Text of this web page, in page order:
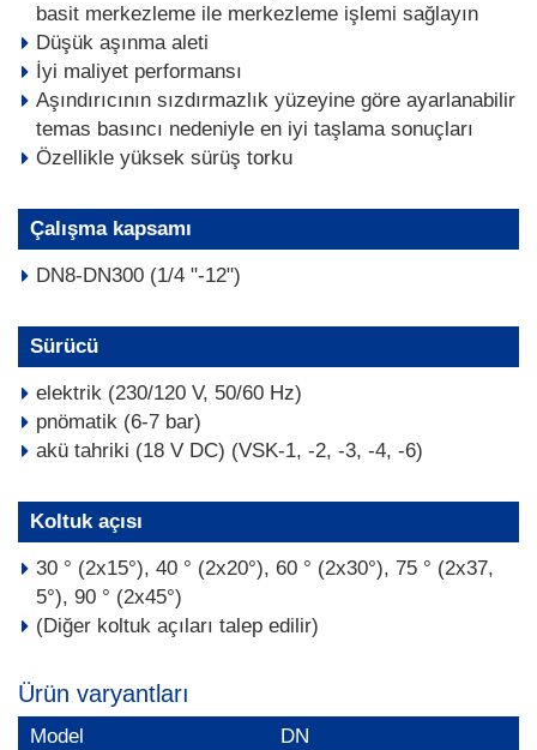
basit merkezleme ile merkezleme işlemi sağlayın
Düşük aşınma aleti
İyi maliyet performansı
Aşındırıcının sızdırmazlık yüzeyine göre ayarlanabilir
temas basıncı nedeniyle en iyi taşlama sonuçları
Özellikle yüksek sürüş torku
Çalışma kapsamı
DN8-DN300 (1/4 "-12")
Sürücü
elektrik (230/120 V, 50/60 Hz)
pnömatik (6-7 bar)
akü tahriki (18 V DC) (VSK-1, -2, -3, -4, -6)
Koltuk açısı
30 ° (2x15°), 40 ° (2x20°), 60 ° (2x30°), 75 ° (2x37,
5°), 90 ° (2x45°)
(Diğer koltuk açıları talep edilir)
Ürün varyantları
Model
DN